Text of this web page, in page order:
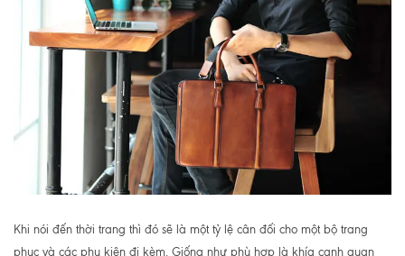
Khi nói đến thời trang thì đó sẽ là một tỷ lệ cân đối cho một bộ trang
phục và các phụ kiện đi kèm. Giống như phù hợp là khía cạnh quan